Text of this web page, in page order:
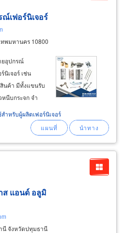
เฟอร์นิเจอร์
ทพมหานคร 10800
ยอุปกรณ์
นิเจอร์ เช่น
นค้า มีทั้งแขนรับ
นีบกระจก จำ
ฟล์อลูมิเนียม สีอลู
ำหรับผู้ผลิตเฟอร์นิเจอร์
ส แอนด์ อลูมิ
นี จังหวัดปทุมธานี